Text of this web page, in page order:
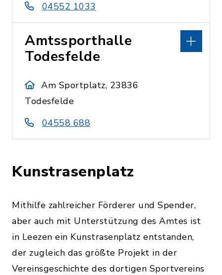
04552 1033
Amtssporthalle
Todesfelde
Am Sportplatz, 23836
Todesfelde
04558 688
Kunstrasenplatz
Mithilfe zahlreicher Förderer und Spender,
aber auch mit Unterstützung des Amtes ist
in Leezen ein Kunstrasenplatz entstanden,
der zugleich das größte Projekt in der
Vereinsgeschichte des dortigen Sportvereins